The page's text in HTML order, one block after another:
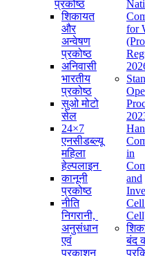
प्रकोष्ठ
शिकायत
और
अन्वेषण
प्रकोष्ठ
अनिवासी
भारतीय
प्रकोष्ठ
सुओ मोटो
सेल
24×7
एनसीडब्ल्यू
महिला
हेल्पलाइन
कानूनी
प्रकोष्ठ
नीति
निगरानी, ​​
अनुसंधान
एवं
प्रकाशन
for
in
and
बंद